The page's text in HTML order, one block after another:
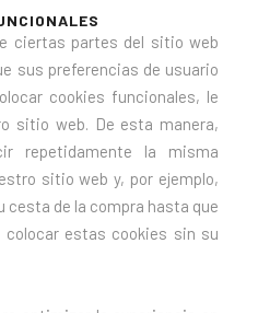
ciertas partes del sitio web
sus preferencias de usuario
cookies funcionales, le
sitio web. De esta manera,
repetidamente la misma
sitio web y, por ejemplo,
cesta de la compra hasta que
colocar estas cookies sin su